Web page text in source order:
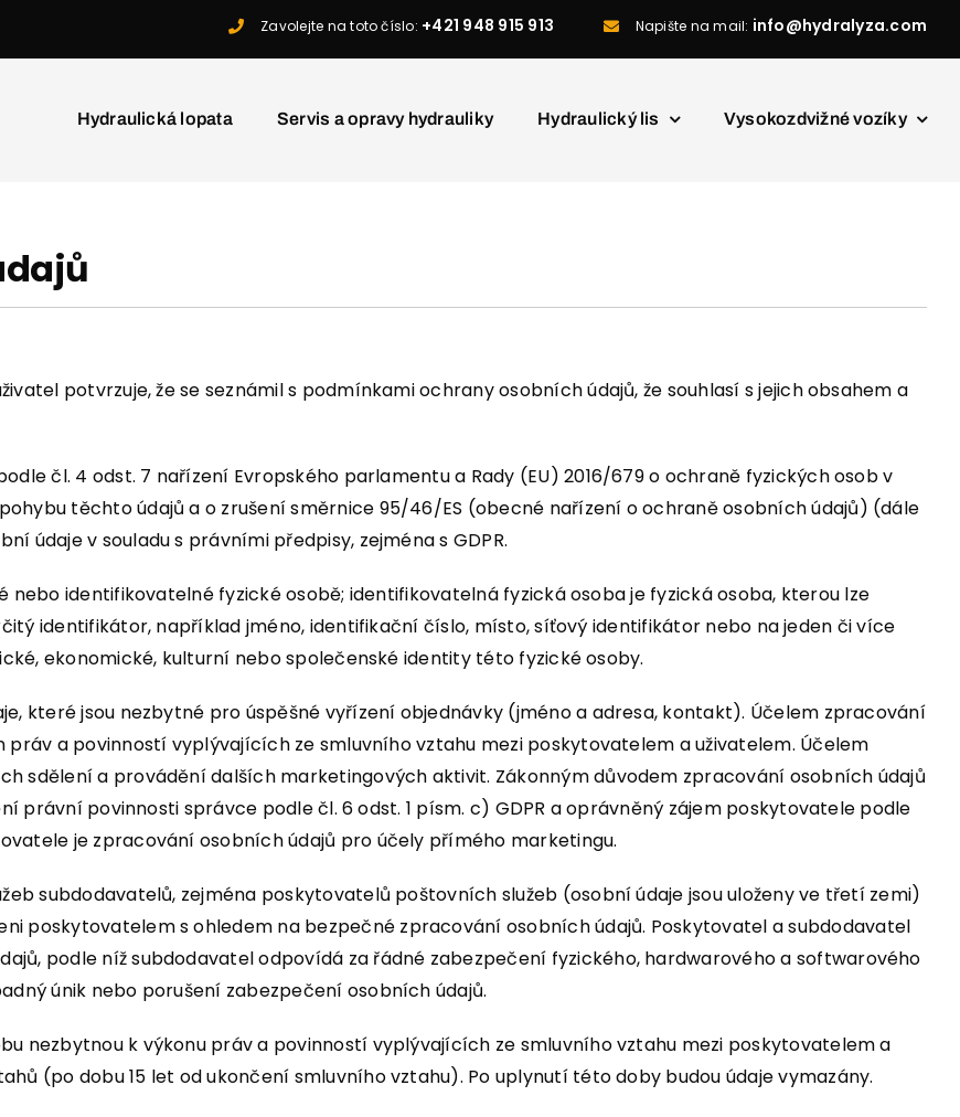
Zavolejte na toto číslo: +421 948 915 913 Napište na mail: info@hydralyza.com
Hydraulická lopata Servis a opravy hydrauliky Hydraulický lis Vysokozdvižné vozíky
potvrzuje, že se seznámil s podmínkami ochrany osobních údajů, že souhlasí s jejich obsahem a
čl. 4 odst. 7 nařízení Evropského parlamentu a Rady (EU) 2016/679 o ochraně fyzických osob v
těchto údajů a o zrušení směrnice 95/46/ES (obecné nařízení o ochraně osobních údajů) (dále
údaje v souladu s právními předpisy, zejména s GDPR.
nebo identifikovatelné fyzické osobě; identifikovatelná fyzická osoba je fyzická osoba, kterou lze
identifikátor, například jméno, identifikační číslo, místo, síťový identifikátor nebo na jeden či více
ekonomické, kulturní nebo společenské identity této fyzické osoby.
které jsou nezbytné pro úspěšné vyřízení objednávky (jméno a adresa, kontakt). Účelem zpracování
a povinností vyplývajících ze smluvního vztahu mezi poskytovatelem a uživatelem. Účelem
sdělení a provádění dalších marketingových aktivit. Zákonným důvodem zpracování osobních údajů
právní povinnosti správce podle čl. 6 odst. 1 písm. c) GDPR a oprávněný zájem poskytovatele podle
je zpracování osobních údajů pro účely přímého marketingu.
subdodavatelů, zejména poskytovatelů poštovních služeb (osobní údaje jsou uloženy ve třetí zemi)
poskytovatelem s ohledem na bezpečné zpracování osobních údajů. Poskytovatel a subdodavatel
podle níž subdodavatel odpovídá za řádné zabezpečení fyzického, hardwarového a softwarového
únik nebo porušení zabezpečení osobních údajů.
nezbytnou k výkonu práv a povinností vyplývajících ze smluvního vztahu mezi poskytovatelem a
(po dobu 15 let od ukončení smluvního vztahu). Po uplynutí této doby budou údaje vymazány.